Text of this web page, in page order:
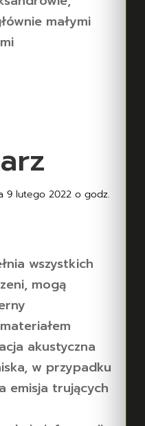
małymi
9 lutego 2022 o godz.
wszystkich
mogą
akustyczna
w przypadku
emisja trujących